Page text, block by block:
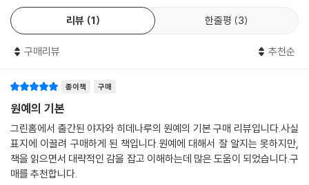
리뷰 1 한줄평 3
구매리뷰 추천순
종이책 구매
원예의 기본
그린홈에서 출간된 야자와 히데나루의 원예의 기본 구매 리뷰입니다.사실
표지에 이끌려 구매하게 된 책입니다.원예에 대해서 잘 알지는 못하지만,
책을 읽으면서 대략적인 감을 잡고 이해하는데 많은 도움이 되었습니다.구
매를 추천합니다.